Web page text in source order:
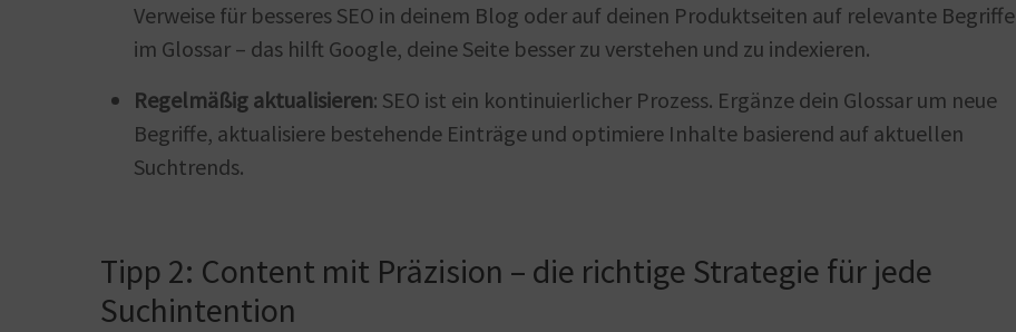
Verweise für besseres SEO in deinem Blog oder auf deinen Produktseiten auf relevante Begriffe
im Glossar – das hilft Google, deine Seite besser zu verstehen und zu indexieren.
Regelmäßig aktualisieren: SEO ist ein kontinuierlicher Prozess. Ergänze dein Glossar um neue
Begriffe, aktualisiere bestehende Einträge und optimiere Inhalte basierend auf aktuellen
Suchtrends.
Tipp 2: Content mit Präzision – die richtige Strategie für jede
Suchintention